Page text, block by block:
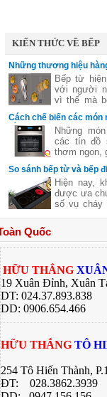
KIẾN THỨC VỀ BẾP
Những thương hiệu
vùng nấu linh hoạt
Bếp từ
với người
vì thế mà
bếp từ
nhiên
Cách chế biến các
bằng lò nướngNhững
các tín đồ
thơm ngon,
nhưng lại
giữ
của thực
giúp bạn
ngon khác
nhiều công
So sánh bếp từ và bếp
Hiện nay,
được ưa
số vụ cháy
riêng. Bài
về 2 dòng
bạn có sự
bếp của gia
Quốc
HỮU THẮNG
19 Xuân Đỉnh, Xuân
DT: 024.37.893.838
DD: 0906.654.466
HỮU THẮNG TÔ
254 Tô Hiến Thành,
ĐT:
028.3862.3939